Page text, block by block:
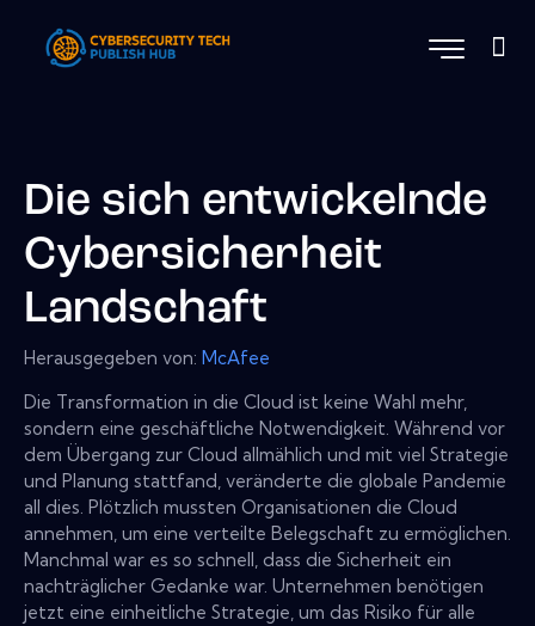
Die sich entwickelnde
Cybersicherheit
Landschaft
Herausgegeben von: McAfee
Die Transformation in die Cloud ist keine Wahl mehr,
sondern eine geschäftliche Notwendigkeit. Während vor
dem Übergang zur Cloud allmählich und mit viel Strategie
und Planung stattfand, veränderte die globale Pandemie
all dies. Plötzlich mussten Organisationen die Cloud
annehmen, um eine verteilte Belegschaft zu ermöglichen.
Manchmal war es so schnell, dass die Sicherheit ein
nachträglicher Gedanke war. Unternehmen benötigen
jetzt eine einheitliche Strategie, um das Risiko für alle